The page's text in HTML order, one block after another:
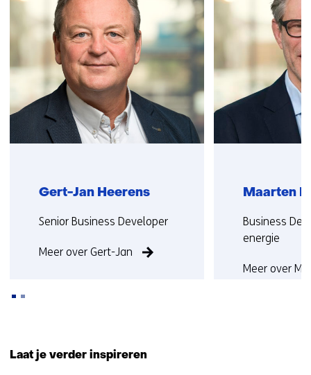
contact
met
ons
op)
Gert-Jan Heerens
Functie:
Senior Business Developer
Meer over Gert-Jan
Maarten
Functie:
Business
energie
Meer over
Laat je verder inspireren